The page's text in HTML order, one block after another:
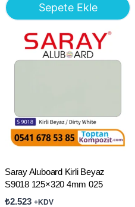
Sepete Ekle
Saray Aluboard Kirli Beyaz
S9018 125×320 4mm 025
₺2.523 +KDV